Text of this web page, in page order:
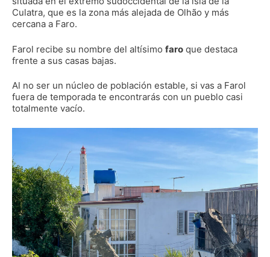
Culatra, que es la zona más alejada de Olhão y más
cercana a Faro.
Farol recibe su nombre del altísimo faro que destaca
frente a sus casas bajas.
Al no ser un núcleo de población estable, si vas a Farol
fuera de temporada te encontrarás con un pueblo casi
totalmente vacío.